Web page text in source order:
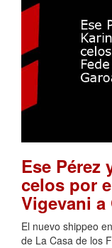
Ese Pérez
celos por
Vigevani a
El nuevo shippeo
de La Casa de los